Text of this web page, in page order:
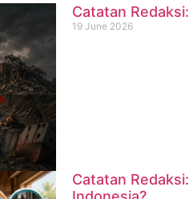
Catatan
19 June 2026
Catatan